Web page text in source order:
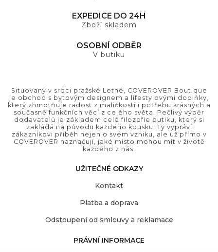
EXPEDICE DO 24H
Zboží skladem
OSOBNÍ ODBĚR
V butiku
Situovaný v srdci pražské Letné, COVEROVER Boutique
je obchod s bytovým designem a lifestylovými doplňky,
který zhmotňuje radost z maličkostí i potřebu krásných a
současně funkčních věcí z celého světa. Pečlivý výběr
dodavatelů je základem celé filozofie butiku, který si
zakládá na původu každého kousku. Ty vypráví
zákazníkovi příběh nejen o svém vzniku, ale už přímo v
COVEROVER naznačují, jaké místo mohou mít v životě
každého z nás.
UŽITEČNÉ ODKAZY
Kontakt
Platba a doprava
Odstoupení od smlouvy a reklamace
PRÁVNÍ INFORMACE